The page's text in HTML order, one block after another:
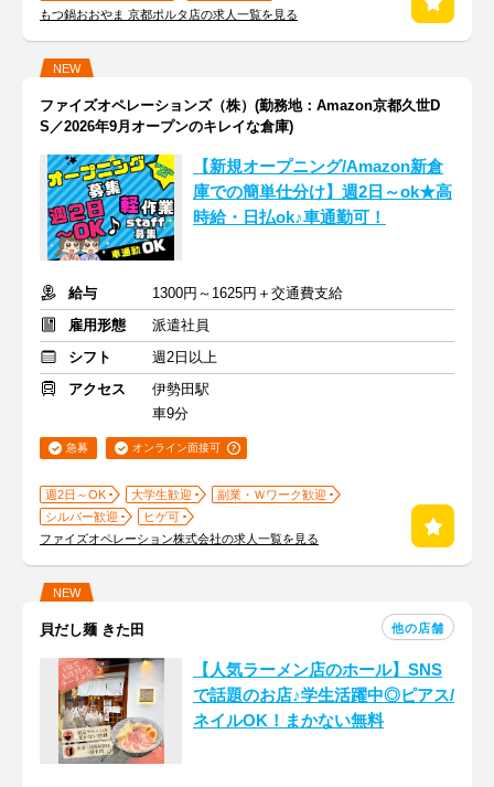
もつ鍋おおやま 京都ポルタ店の求人一覧を見る
NEW
ファイズオペレーションズ（株）(勤務地：Amazon京都久世D
S／2026年9月オープンのキレイな倉庫)
【新規オープニング/Amazon新倉
庫での簡単仕分け】週2日～ok★高
時給・日払ok♪車通勤可！
給与
1300円～1625円＋交通費支給
雇用形態
派遣社員
シフト
週2日以上
アクセス
伊勢田駅
車9分
急募 オンライン面接可
週2日～OK 大学生歓迎
副業・Ｗワーク歓迎
シルバー歓迎
ヒゲ可
ファイズオペレーション株式会社の求人一覧を見る
NEW
貝だし麺 きた田 他の店舗
【人気ラーメン店のホール】SNS
で話題のお店♪学生活躍中◎ピアス/
ネイルOK！まかない無料